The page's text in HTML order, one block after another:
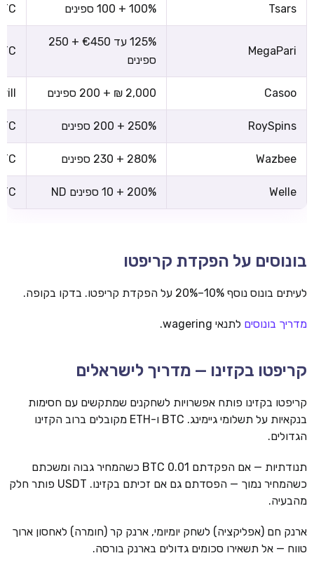
Tsars 100% + 100 ספינים
MegaPari
125% עד €450 + 250
ספינים
Casoo 2,000 ₪ + 200 ספינים
RoySpins 250% + 200 ספינים
Wazbee 280% + 230 ספינים
Welle 200% + 10 ספינים ND
בונוסים על הפקדת קריפטו
לעיתים בונוס נוסף 10%–20% על הפקדת קריפטו. בדקו בקופה.
מדריך בונוסים לתנאי wagering.
קריפטו בקזינו — מדריך לישראלים
קריפטו בקזינו פותח אפשרויות לשחקנים שמתקשים עם חסימות
בנקאיות על תשלומי גיימינג. BTC ו-ETH מקובלים ברוב הקזינו
הגדולים.
תנודתיות — אם הפקדתם 0.01 BTC כשהמחיר גבוה ומשכתם
כשהמחיר נמוך — הפסדתם גם אם זכיתם בקזינו. USDT פותר חלק
מהבעיה.
ארנק חם (אפליקציה) לשחק יומיומי, ארנק קר (חומרה) לאחסון ארוך
טווח — אל תשאירו סכומים גדולים בארנק בורסה.